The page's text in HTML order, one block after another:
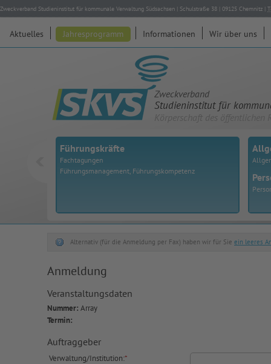
Zweckverband Studieninstitut für kommunale Verwaltung Südsachsen | Schulstraße 38 | 09125 Chemnitz |
Aktuelles Jahresprogramm Informationen Wir über uns
Zweckverband
Studieninstitut für
Körperschaft des öffentlichen
Führungskräfte
Fachtagungen
Führungsmanagement, Führungskompetenz
Alternativ (für die Anmeldung per Fax) haben wir für Sie ein leeres
Anmeldung
Veranstaltungsdaten
Nummer: Array
Termin:
Auftraggeber
Verwaltung/Institution:*